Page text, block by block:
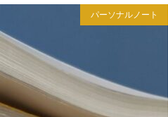
パーソナルノート